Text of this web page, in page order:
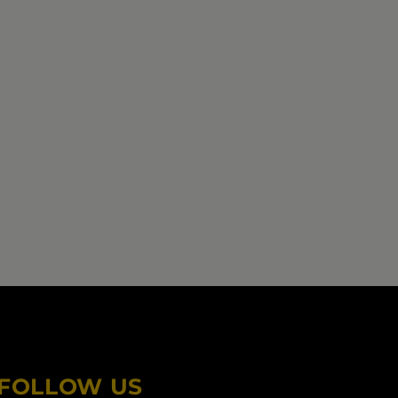
US